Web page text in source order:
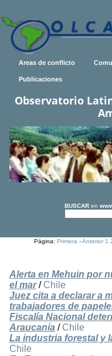
Areas de conflicto
Publicaciones
Observatorio
BUSCAR en
Página:Primera -Anterior 1
Alerta en Mehuin por
el mar/ Chile
Juez cita a declarar a
trabajadores de
Fiscalía Nacional
Araucanía / Chile
La industria forestal y
Chile